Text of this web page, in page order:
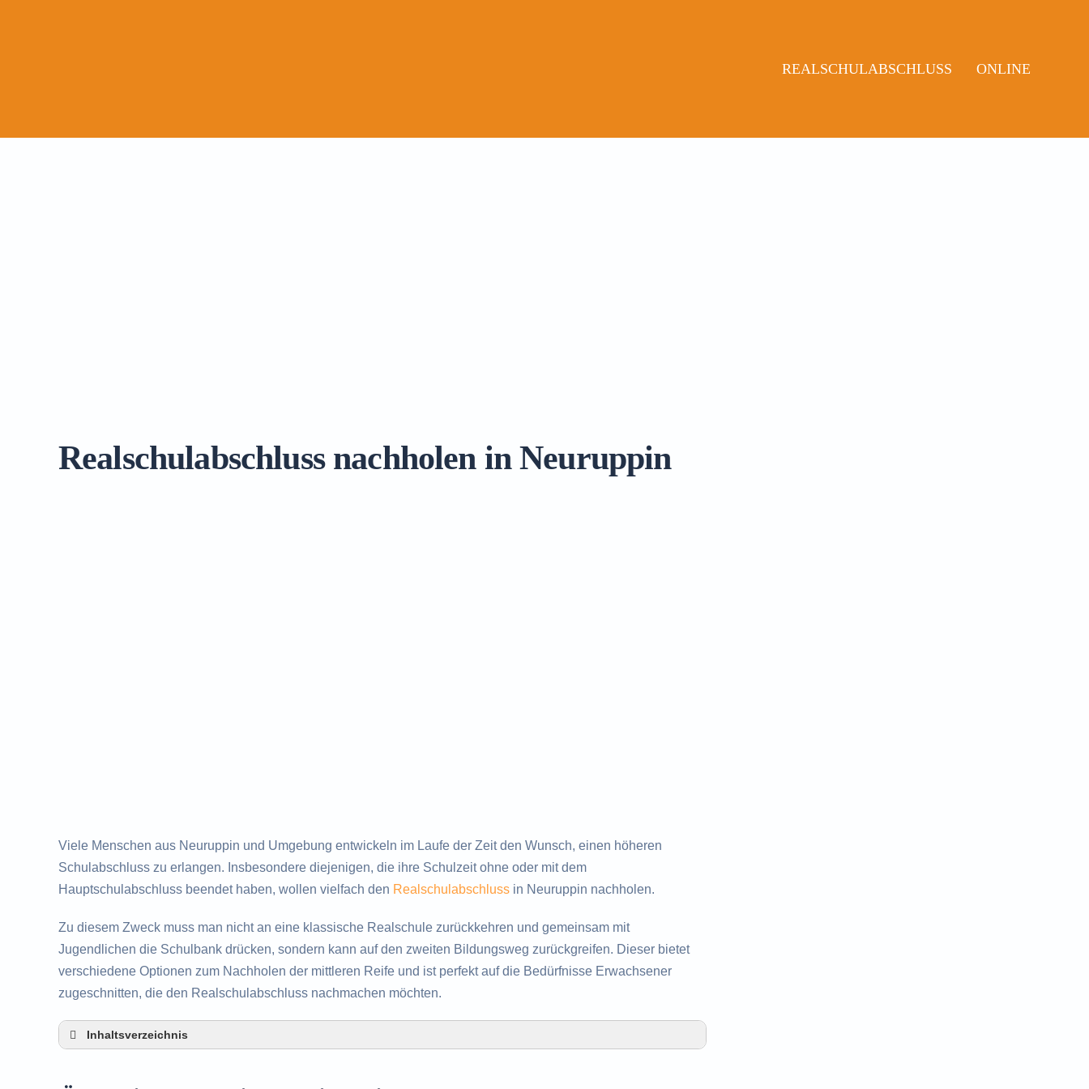
REALSCHULABSCHLUSS ONLINE
Realschulabschluss nachholen in Neuruppin
Viele Menschen aus Neuruppin und Umgebung entwickeln im Laufe der Zeit den Wunsch, einen höheren
Schulabschluss zu erlangen. Insbesondere diejenigen, die ihre Schulzeit ohne oder mit dem
Hauptschulabschluss beendet haben, wollen vielfach den Realschulabschluss in Neuruppin nachholen.
Zu diesem Zweck muss man nicht an eine klassische Realschule zurückkehren und gemeinsam mit
Jugendlichen die Schulbank drücken, sondern kann auf den zweiten Bildungsweg zurückgreifen. Dieser bietet
verschiedene Optionen zum Nachholen der mittleren Reife und ist perfekt auf die Bedürfnisse Erwachsener
zugeschnitten, die den Realschulabschluss nachmachen möchten.
Inhaltsverzeichnis